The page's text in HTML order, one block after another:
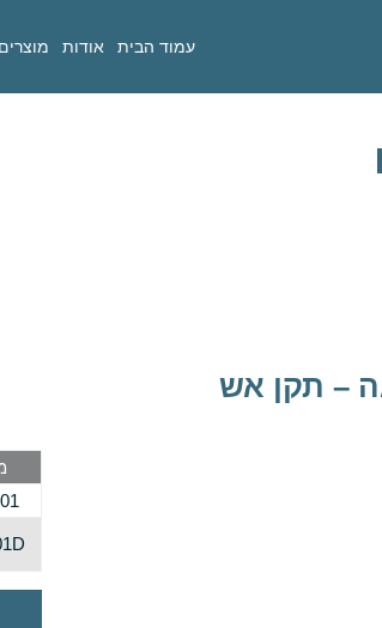
עמוד הבית אודות מוצרים
– תקן אש